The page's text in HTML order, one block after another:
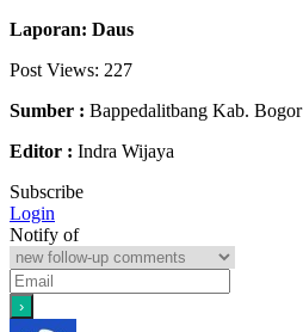
Laporan: Daus
Post Views: 227
Sumber : Bappedalitbang Kab. Bogor
Editor : Indra Wijaya
Subscribe
Login
Notify of